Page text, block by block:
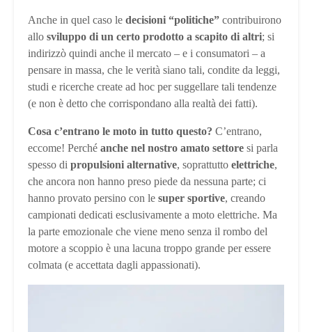
Anche in quel caso le decisioni “politiche” contribuirono
allo sviluppo di un certo prodotto a scapito di altri; si
indirizzò quindi anche il mercato – e i consumatori – a
pensare in massa, che le verità siano tali, condite da leggi,
studi e ricerche create ad hoc per suggellare tali tendenze
(e non è detto che corrispondano alla realtà dei fatti).
Cosa c’entrano le moto in tutto questo? C’entrano,
eccome! Perché anche nel nostro amato settore si parla
spesso di propulsioni alternative, soprattutto elettriche,
che ancora non hanno preso piede da nessuna parte; ci
hanno provato persino con le super sportive, creando
campionati dedicati esclusivamente a moto elettriche. Ma
la parte emozionale che viene meno senza il rombo del
motore a scoppio è una lacuna troppo grande per essere
colmata (e accettata dagli appassionati).